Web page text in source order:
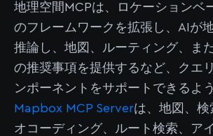
地理空間MCPは、ロケーションベ
のフレームワークを拡張し、AIが
推論し、地図、ルーティング、ま
の推奨事項を提供するなど、クエ
ンポーネントをサポートできるよ
Mapbox MCP Serverは、地図、
オコーディング、ルート検索、ア